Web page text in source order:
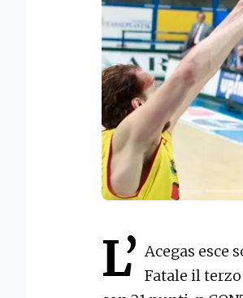
L’ Acegas esce
Fatale il